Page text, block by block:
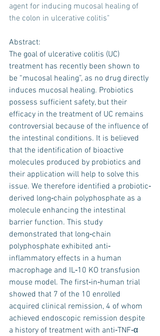
agent for inducing mucosal healing of
the colon in ulcerative colitis"
Abstract:
The goal of ulcerative colitis (UC)
treatment has recently been shown to
be “mucosal healing”, as no drug directly
induces mucosal healing. Probiotics
possess sufficient safety, but their
efficacy in the treatment of UC remains
controversial because of the influence of
the intestinal conditions. It is believed
that the identification of bioactive
molecules produced by probiotics and
their application will help to solve this
issue. We therefore identified a probiotic‐
derived long‐chain polyphosphate as a
molecule enhancing the intestinal
barrier function. This study
demonstrated that long‐chain
polyphosphate exhibited anti‐
inflammatory effects in a human
macrophage and IL‐10 KO transfusion
mouse model. The first‐in‐human trial
showed that 7 of the 10 enrolled
acquired clinical remission, 4 of whom
achieved endoscopic remission despite
a history of treatment with anti‐TNF‐α